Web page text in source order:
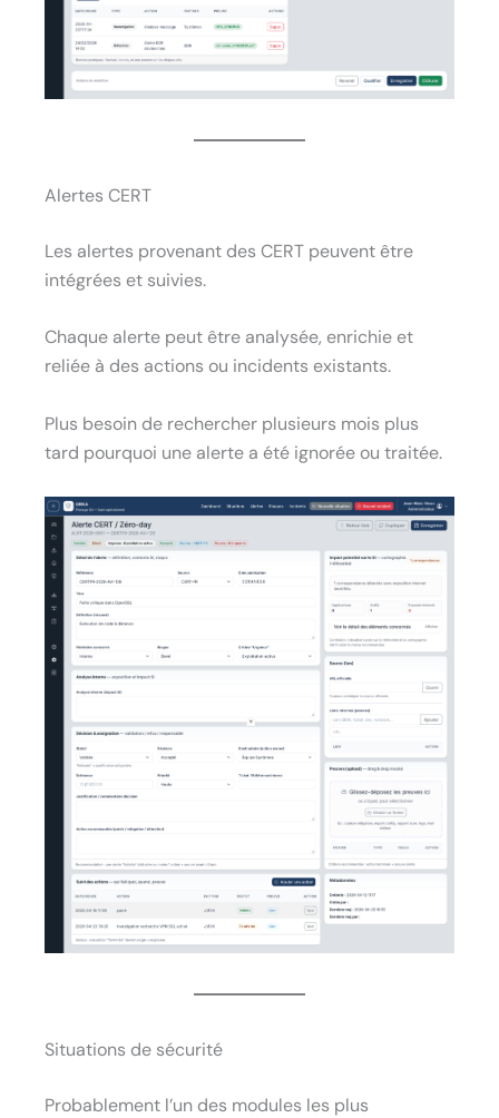
Alertes CERT
Les alertes provenant des CERT peuvent être
intégrées et suivies.
Chaque alerte peut être analysée, enrichie et
reliée à des actions ou incidents existants.
Plus besoin de rechercher plusieurs mois plus
tard pourquoi une alerte a été ignorée ou traitée.
Situations de sécurité
Probablement l’un des modules les plus